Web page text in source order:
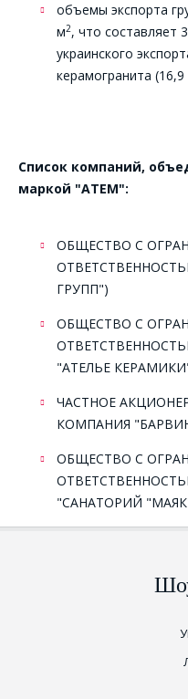
объемы экспорта
м2, что составляет
украинского
керамогранита
Список компаний,
маркой "АТЕМ":
ОБЩЕСТВО С
ГРУПП")
ОБЩЕСТВО С
"АТЕЛЬЕ
ЧАСТНОЕ
КОМПАНИЯ
ОБЩЕСТВО С
"САНАТОРИЙ